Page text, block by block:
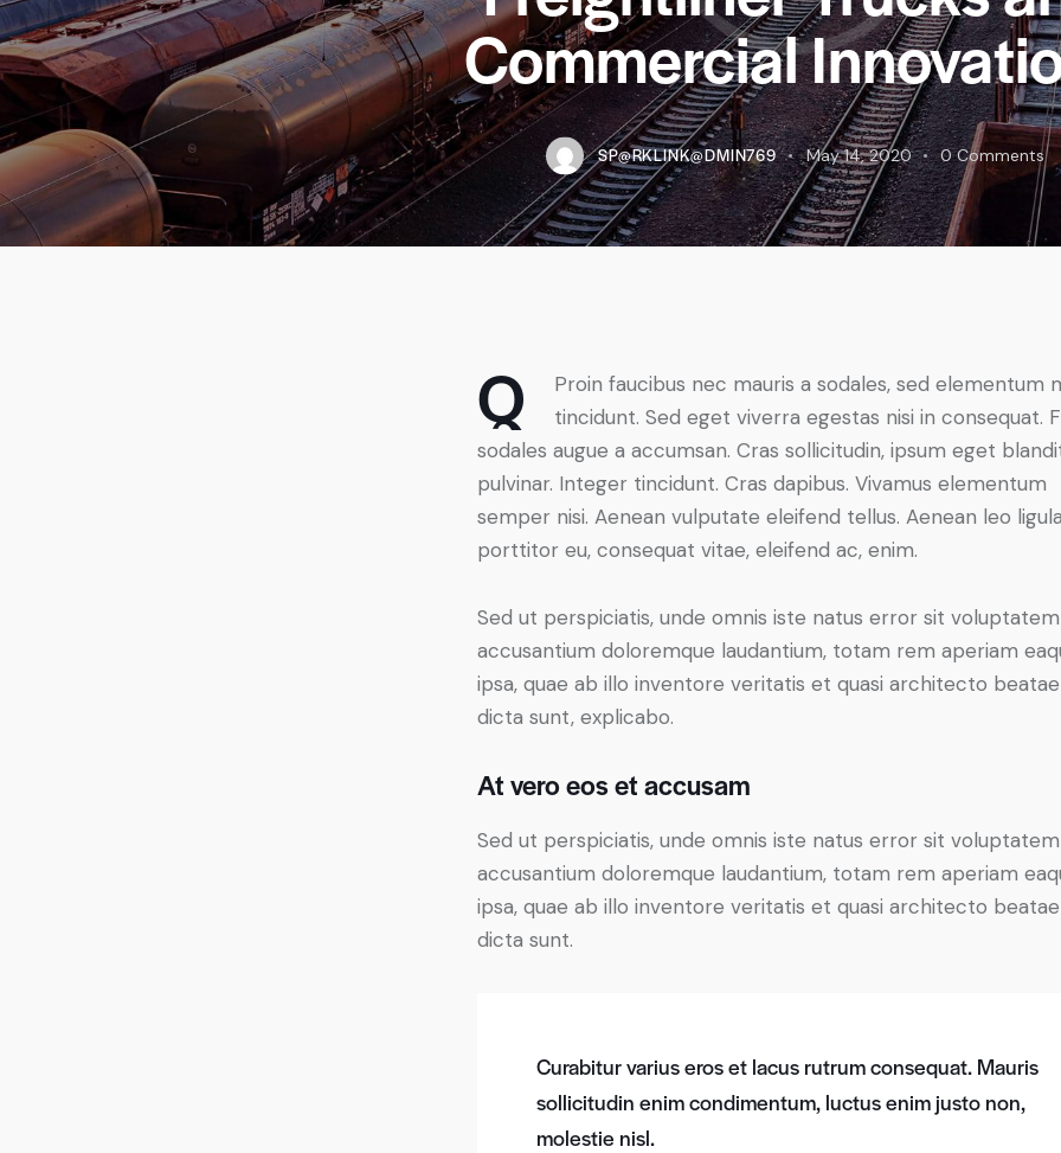
Commercial
SP@RKLINK@DMIN769 May 14, 2020 0 Comments
Q
Proin faucibus nec mauris a sodales, sed elementum
tincidunt. Sed eget viverra egestas nisi in consequat.
sodales augue a accumsan. Cras sollicitudin, ipsum eget
pulvinar. Integer tincidunt. Cras dapibus. Vivamus elementum
semper nisi. Aenean vulputate eleifend tellus. Aenean leo
porttitor eu, consequat vitae, eleifend ac, enim.
Sed ut perspiciatis, unde omnis iste natus error sit voluptatem
accusantium doloremque laudantium, totam rem aperiam
ipsa, quae ab illo inventore veritatis et quasi architecto
dicta sunt, explicabo.
At vero eos et accusam
Sed ut perspiciatis, unde omnis iste natus error sit voluptatem
accusantium doloremque laudantium, totam rem aperiam
ipsa, quae ab illo inventore veritatis et quasi architecto
dicta sunt.
Curabitur varius eros et lacus rutrum consequat. Mauris
sollicitudin enim condimentum, luctus enim justo non,
molestie nisl.